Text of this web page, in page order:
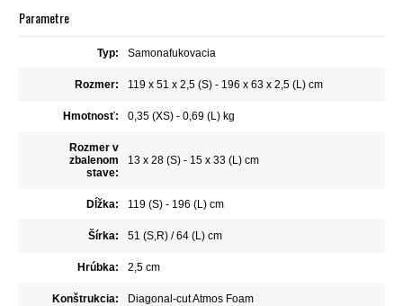
Parametre
Typ: Samonafukovacia
Rozmer: 119 x 51 x 2,5 (S) - 196 x 63 x 2,5 (L) cm
Hmotnosť: 0,35 (XS) - 0,69 (L) kg
Rozmer v
zbalenom
stave:
13 x 28 (S) - 15 x 33 (L) cm
Dĺžka: 119 (S) - 196 (L) cm
Šírka: 51 (S,R) / 64 (L) cm
Hrúbka: 2,5 cm
Konštrukcia: Diagonal-cut Atmos Foam